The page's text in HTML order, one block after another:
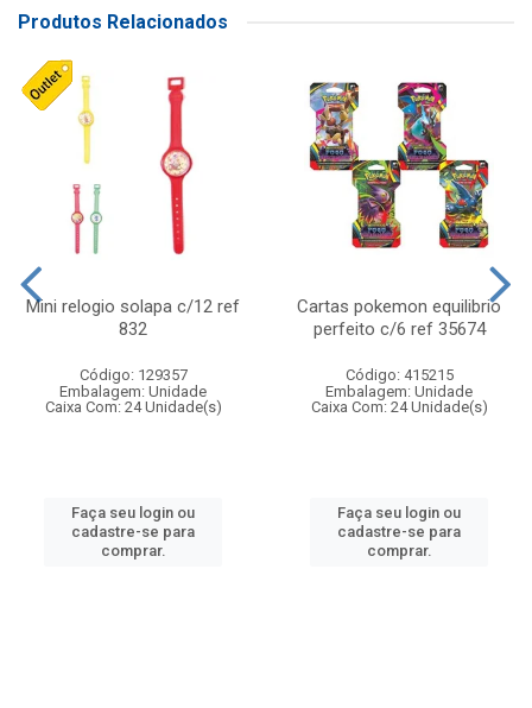
Produtos Relacionados
Mini relogio solapa c/12 ref
832
Código: 129357
Embalagem: Unidade
Caixa Com: 24 Unidade(s)
Faça seu login ou
cadastre-se para
comprar.
Cartas pokemon equilibrio
perfeito c/6 ref 35674
Código: 415215
Embalagem: Unidade
Caixa Com: 24 Unidade(s)
Faça seu login ou
cadastre-se para
comprar.